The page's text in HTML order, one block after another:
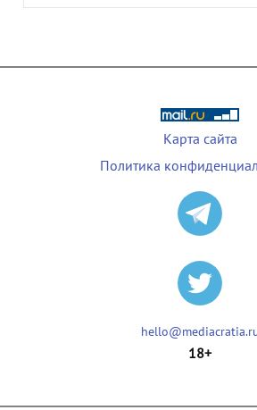
Карта сайта
Политика
18+